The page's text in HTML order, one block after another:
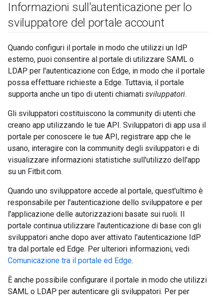
Informazioni sull'autenticazione per lo
sviluppatore del portale account
Quando configuri il portale in modo che utilizzi un IdP
esterno, puoi consentire al portale di utilizzare SAML o
LDAP per l'autenticazione con Edge, in modo che il portale
possa effettuare richieste a Edge. Tuttavia, il portale
supporta anche un tipo di utenti chiamati sviluppatori.
Gli sviluppatori costituiscono la community di utenti che
creano app utilizzando le tue API. Sviluppatori di app usa il
portale per conoscere le tue API, registrare app che le
usano, interagire con la community degli sviluppatori e di
visualizzare informazioni statistiche sull'utilizzo dell'app
su un Fitbit.com.
Quando uno sviluppatore accede al portale, quest'ultimo è
responsabile per l'autenticazione dello sviluppatore e per
l'applicazione delle autorizzazioni basate sui ruoli. Il
portale continua utilizzare l'autenticazione di base con gli
sviluppatori anche dopo aver attivato l'autenticazione IdP
tra dal portale ed Edge. Per ulteriori informazioni, vedi
Comunicazione tra il portale ed Edge.
È anche possibile configurare il portale in modo che utilizzi
SAML o LDAP per autenticare gli sviluppatori. Per per